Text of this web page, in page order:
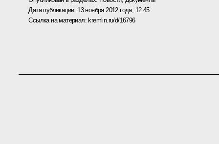
Дата публикации: 13 ноября 2012 года, 12:45
Ссылка на материал: kremlin.ru/d/16796